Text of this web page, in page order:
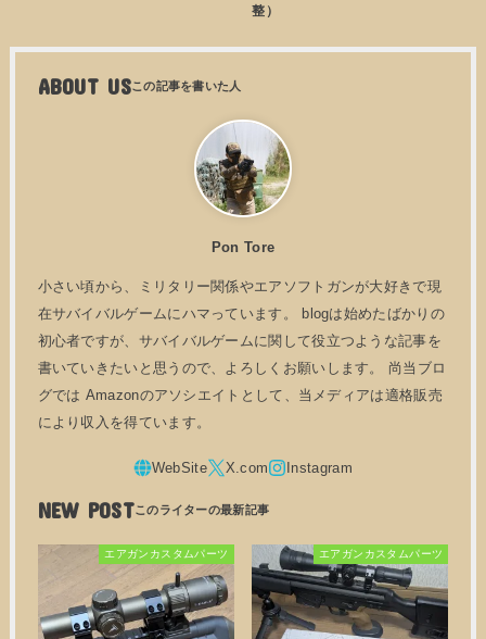
整）
ABOUT US
Pon Tore
小さい頃から、ミリタリー関係やエアソフトガンが大好きで現
在サバイバルゲームにハマっています。 blogは始めたばかりの
初心者ですが、サバイバルゲームに関して役立つような記事を
書いていきたいと思うので、よろしくお願いします。 尚当ブロ
グでは Amazonのアソシエイトとして、当メディアは適格販売
により収入を得ています。
NEW POST
エアガンカスタムパーツ エアガンカスタムパーツ